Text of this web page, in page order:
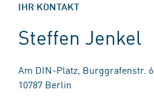
IHR KONTAKT
Steffen Jenkel
Am DIN-Platz, Burggrafenstr. 6
10787 Berlin